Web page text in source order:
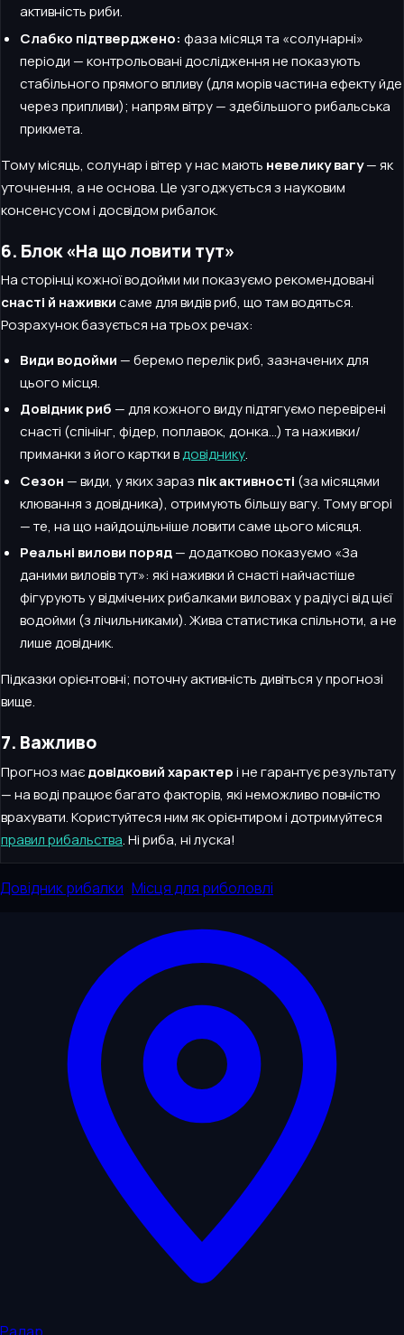
активність риби.
Слабко підтверджено: фаза місяця та «солунарні»
періоди — контрольовані дослідження не показують
стабільного прямого впливу (для морів частина ефекту йде
через припливи); напрям вітру — здебільшого рибальська
прикмета.
Тому місяць, солунар і вітер у нас мають невелику вагу— як
уточнення, а не основа. Це узгоджується з науковим
консенсусом і досвідом рибалок.
6. Блок «На що ловити тут»
На сторінці кожної водойми ми показуємо рекомендовані
снасті й наживкисаме для видів риб, що там водяться.
Розрахунок базується на трьох речах:
Види водойми — беремо перелік риб, зазначених для
цього місця.
Довідник риб — для кожного виду підтягуємо перевірені
снасті (спінінг, фідер, поплавок, донка…) та наживки/
приманки з його картки вдовіднику.
Сезон — види, у яких зараз пік активності (за місяцями
клювання з довідника), отримують більшу вагу. Тому вгорі
— те, на що найдоцільніше ловити саме цього місяця.
Реальні вилови поряд— додатково показуємо «За
даними виловів тут»: які наживки й снасті найчастіше
фігурують у відмічених рибалками виловах у радіусі від цієї
водойми (з лічильниками). Жива статистика спільноти, а не
лише довідник.
Підказки орієнтовні; поточну активність дивіться у прогнозі
вище.
7. Важливо
Прогноз маєдовідковий характері не гарантує результату
— на воді працює багато факторів, які неможливо повністю
врахувати. Користуйтеся ним як орієнтиром і дотримуйтеся
правил рибальства. Ні риба, ні луска!
Довідник рибалки Місця для риболовлі